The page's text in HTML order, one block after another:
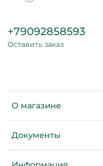
О магазине
Документы
+79092858593
Оставить заказ